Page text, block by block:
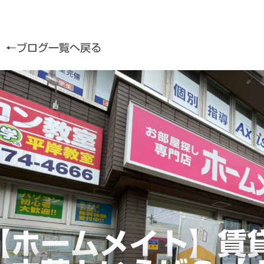
←ブログ一覧へ戻る
ホームメイト】賃